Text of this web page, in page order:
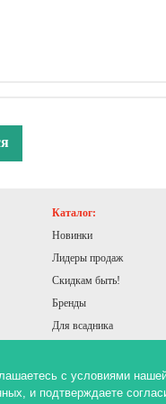
Каталог:
Новинки
Лидеры продаж
Скидкам быть!
Бренды
Для всадника
Конюшня
Здоровье лошади
с условиями
и подтверждаете